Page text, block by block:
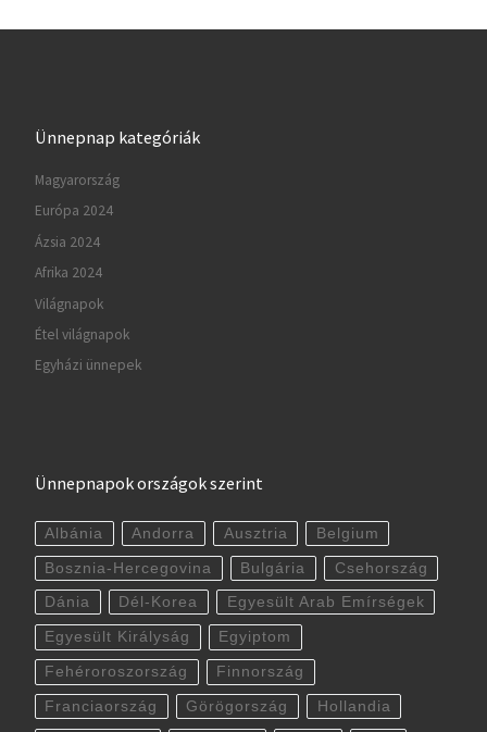
Ünnepnap kategóriák
Magyarország
Európa 2024
Ázsia 2024
Afrika 2024
Világnapok
Étel világnapok
Egyházi ünnepek
Ünnepnapok országok szerint
Albánia Andorra Ausztria Belgium
Bosznia-Hercegovina Bulgária Csehország
Dánia Dél-Korea Egyesült Arab Emírségek
Egyesült Királyság Egyiptom
Fehéroroszország Finnország
Franciaország Görögország Hollandia